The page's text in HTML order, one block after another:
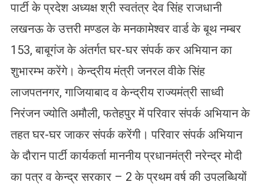
पार्टी के प्रदेश अध्यक्ष श्री स्वतंत्र देव सिंह राजधानी
लखनऊ के उत्तरी मण्डल के मनकामेश्वर वार्ड के बूथ नम्बर
153, बाबूगंज के अंतर्गत घर-घर संपर्क कर अभियान का
शुभारम्भ करेंगे। केन्द्रीय मंत्री जनरल वीके सिंह
लाजपतनगर, गाजियाबाद व केन्द्रीय राज्यमंत्री साध्वी
निरंजन ज्योति अमौली, फतेहपुर में परिवार संपर्क अभियान के
तहत घर-घर जाकर संपर्क करेंगी। परिवार संपर्क अभियान
के दौरान पार्टी कार्यकर्ता माननीय प्रधानमंत्री नरेन्द्र मोदी
का पत्र व केन्द्र सरकार – 2 के प्रथम वर्ष की उपलब्धियों